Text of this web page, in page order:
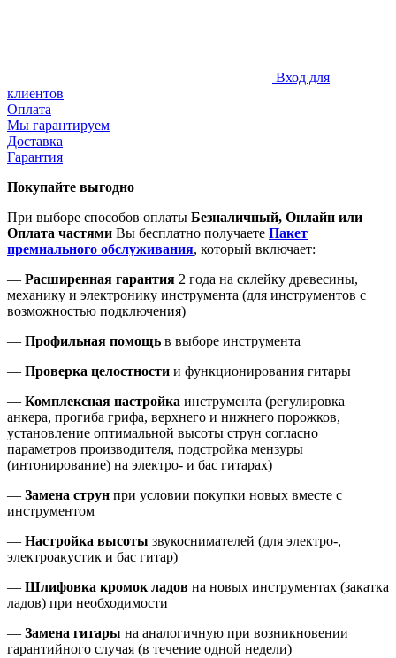
Вход для
клиентов
Оплата
Мы гарантируем
Доставка
Гарантия
Покупайте выгодно
При выборе способов оплаты Безналичный, Онлайн или
Оплата частями Вы бесплатно получаете Пакет
премиального обслуживания, который включает:
— Расширенная гарантия 2 года на склейку древесины,
механику и электронику инструмента (для инструментов с
возможностью подключения)
— Профильная помощь в выборе инструмента
— Проверка целостности и функционирования гитары
— Комплексная настройка инструмента (регулировка
анкера, прогиба грифа, верхнего и нижнего порожков,
установление оптимальной высоты струн согласно
параметров производителя, подстройка мензуры
(интонирование) на электро- и бас гитарах)
— Замена струн при условии покупки новых вместе с
инструментом
— Настройка высоты звукоснимателей (для электро-,
электроакустик и бас гитар)
— Шлифовка кромок ладов на новых инструментах (закатка
ладов) при необходимости
— Замена гитары на аналогичную при возникновении
гарантийного случая (в течение одной недели)